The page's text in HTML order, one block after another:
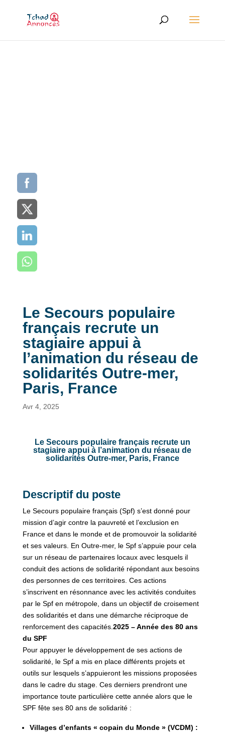
Le Secours populaire
français recrute un
stagiaire appui à
l’animation du réseau de
solidarités Outre-mer,
Paris, France
Avr 4, 2025
Le Secours populaire français recrute un
stagiaire appui à l’animation du réseau de
solidarités Outre-mer, Paris, France
Descriptif du poste
Le Secours populaire français (Spf) s’est donné pour
mission d’agir contre la pauvreté et l’exclusion en
France et dans le monde et de promouvoir la solidarité
et ses valeurs. En Outre-mer, le Spf s’appuie pour cela
sur un réseau de partenaires locaux avec lesquels il
conduit des actions de solidarité répondant aux besoins
des personnes de ces territoires. Ces actions
s’inscrivent en résonnance avec les activités conduites
par le Spf en métropole, dans un objectif de croisement
des solidarités et dans une démarche réciproque de
renforcement des capacités. 2025 – Année des 80 ans
du SPF
Pour appuyer le développement de ses actions de
solidarité, le Spf a mis en place différents projets et
outils sur lesquels s’appuieront les missions proposées
dans le cadre du stage. Ces derniers prendront une
importance toute particulière cette année alors que le
SPF fête ses 80 ans de solidarité :
Villages d’enfants « copain du Monde » (VCDM) :